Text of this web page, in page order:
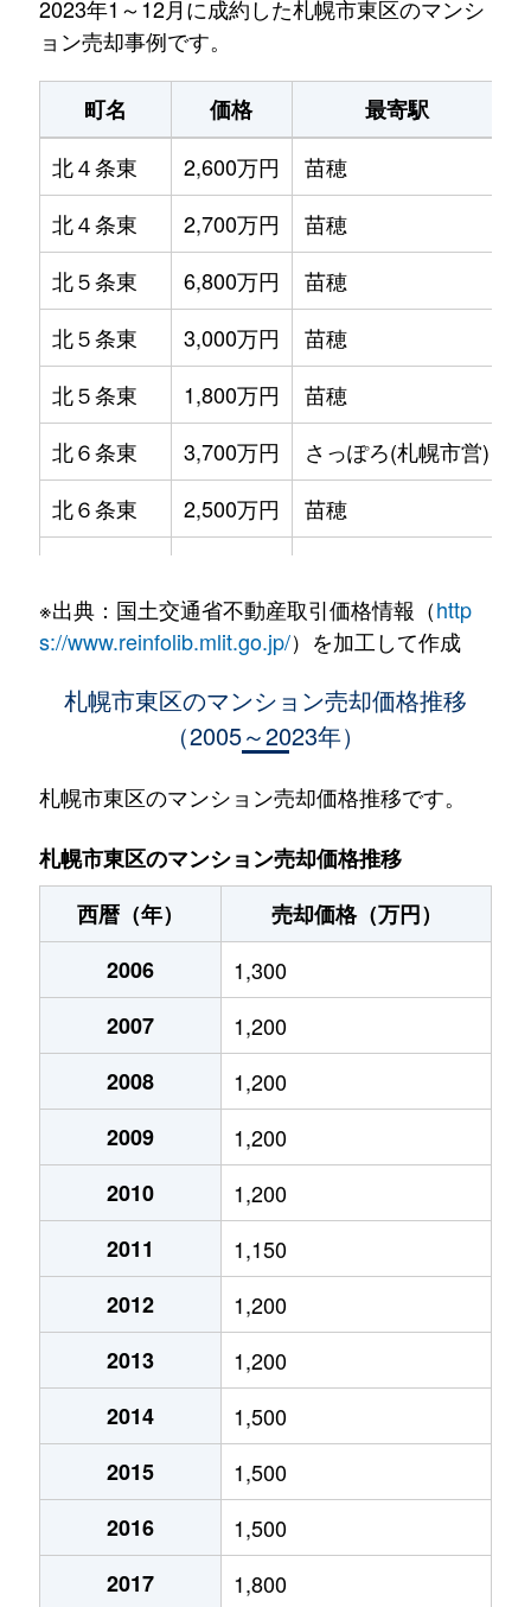
2023年1～12月に成約した札幌市東区のマンシ
ョン売却事例です。
町名 価格 最寄駅
北４条東
2,600万円 苗穂
北４条東
2,700万円 苗穂
北５条東
6,800万円 苗穂
北５条東
3,000万円 苗穂
北５条東
1,800万円 苗穂
北６条東
3,700万円 さっぽろ(札幌市営)
北６条東
2,500万円 苗穂
北６条東
3,400万円 東区役所前
3,700万円 東区役所前
北６条東
3,400万円 東区役所前
北７条東
4,900万円 札幌(ＪＲ)
北７条東
3,500万円 東区役所前
北８条東
1,200万円
北８条東
1,400万円
北８条東
390万円
北８条東
390万円
北８条東
300万円
北８条東
3,000万円
北８条東
2,600万円
北９条東
3,400万円
北１０条東
1,800万円
北１０条東
1,900万円
北１２条東
1,800万円
北１２条東
2,700万円
※出典：国土交通省不動産取引価格情報（http
s://www.reinfolib.mlit.go.jp/）を加工して作成
札幌市東区のマンション売却価格推移
（2005～2023年）
札幌市東区のマンション売却価格推移です。
札幌市東区のマンション売却価格推移
西暦（年）
売却価格（万円）
2006
1,300
2007
1,200
2008
1,200
2009
1,200
2010
1,200
2011
1,150
2012
1,200
2013
1,200
2014
1,500
2015
1,500
2016
1,500
2017
1,800